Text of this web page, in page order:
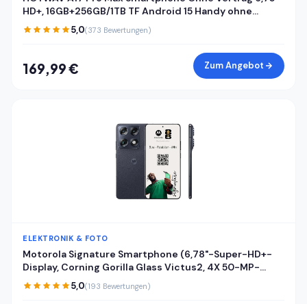
HD+, 16GB+256GB/1TB TF Android 15 Handy ohne
vertrag, 5160mAh Akku Quick-Charge, Dual SIM 4G
Handys,Fingerabdruck/Face ID/Gemini AI/GPS/OTG
5,0(373 Bewertungen)
169,99 € Zum Angebot
ELEKTRONIK & FOTO
Motorola Signature Smartphone (6,78"-Super-HD+-
Display, Corning Gorilla Glass Victus2, 4X 50-MP-
Kameras, 16/512GB, 5100mAh, 90W-TurboPower + 50W
kabelloses Aufladen) Pantone Carbon, inkl. Cover
5,0(193 Bewertungen)